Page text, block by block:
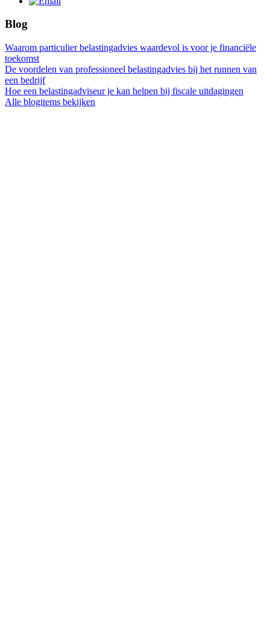
Blog
Waarom particulier belastingadvies waardevol is voor je financiële
toekomst
De voordelen van professioneel belastingadvies bij het runnen van
een bedrijf
Hoe een belastingadviseur je kan helpen bij fiscale uitdagingen
Alle blogitems bekijken